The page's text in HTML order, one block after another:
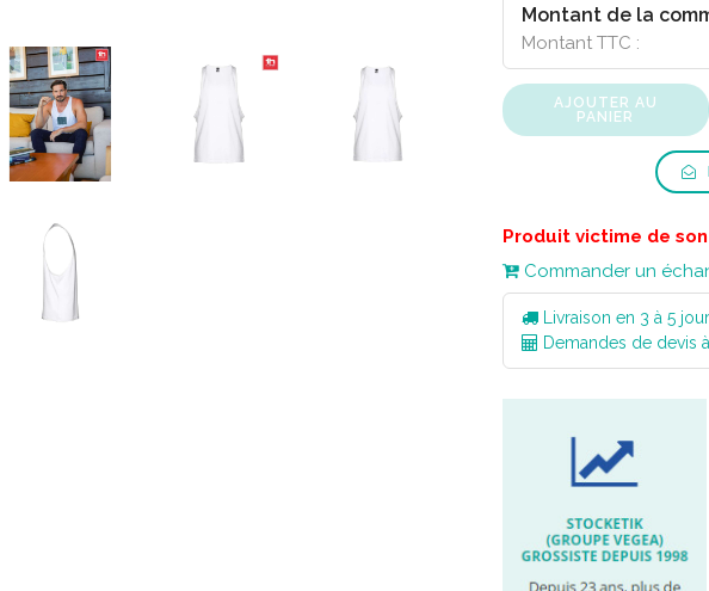
Montant de la
Montant TTC :
AJOUTER AU
PANIER
Produit victime de
Commander un
Livraison en 3 à 5
Demandes de devis